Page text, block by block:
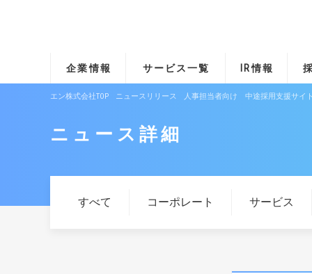
企業情報 サービス一覧 IR情報
エン株式会社TOP ニュースリリース 人事担当者向け 中途採用支援サイ
ニュース詳細
すべて コーポレート サービス